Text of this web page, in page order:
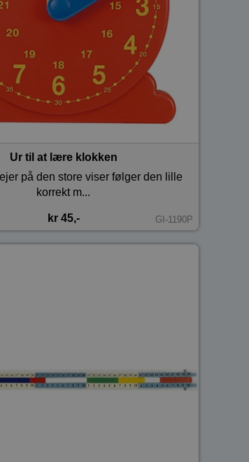
Ur til at lære klokken
på den store viser følger den lille
korrekt m...
kr 45,- GI-1190P